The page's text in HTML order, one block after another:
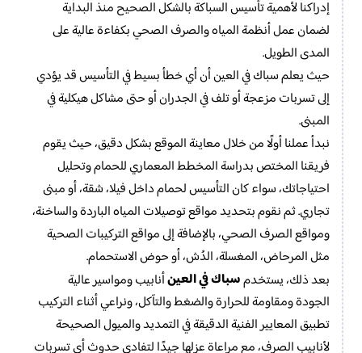
إدراكنا لأهمية تأسيس السباكة بالشكل الصحيح منذ البداية
لضمان عمل أنظمة المياه والصرف الصحي بكفاءة عالية على
المدى الطويل.
حيث يعلم سباك في العين أن أي خطأ بسيط في التأسيس قد يؤدي
إلى تسربات مزعجة أو تلف في الجدران أو حتى مشاكل هيكلية في
المبنى.
نبدأ عملنا أولًا من خلال معاينة الموقع بشكل دقيق، حيث يقوم
فريقنا المختص بدراسة المخطط المعماري للحمام وتحليل
احتياجاتك، سواء كان التأسيس لحمام داخل فيلا، شقة، أو مبنى
تجاري. ثم نقوم بتحديد مواقع توصيلات المياه الباردة والساخنة،
ومواقع الصرف الصحي، بالإضافة إلى مواقع التركيبات الصحية
مثل المرحاض، المغسلة، الدُش، أو حوض الاستحمام.
بعد ذلك، يستخدمسباك في العينأنابيب ومواسير عالية
الجودة ومقاومة للحرارة والضغط والتآكل، ونراعي أثناء التركيب
تطبيق المعايير الفنية الدقيقة في التمديد والميول الصحيحة
لأنابيب الصرف، مع مراعاة عزلها جيدًا لتفادي حدوث أي تسربات